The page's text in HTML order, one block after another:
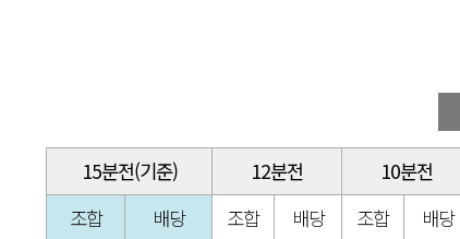
15분전(기준) 12분전 10분전
조합
배당 조합 배당 조합 배당